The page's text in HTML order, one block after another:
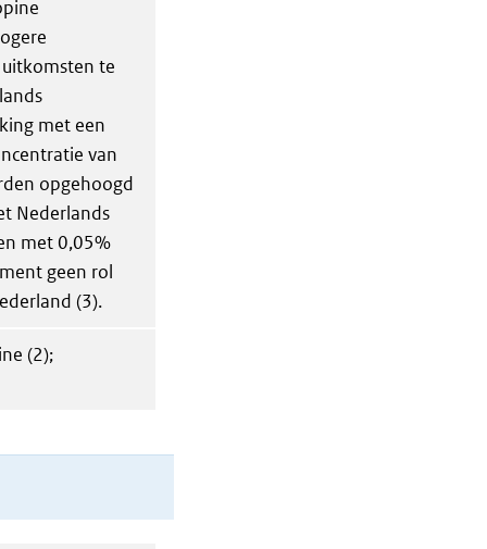
te
met een
van
opgehoogd
Nederlands
met 0,05%
geen rol
(3).
(2);